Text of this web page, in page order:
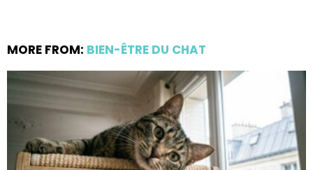
MORE FROM: BIEN-ÊTRE DU CHAT